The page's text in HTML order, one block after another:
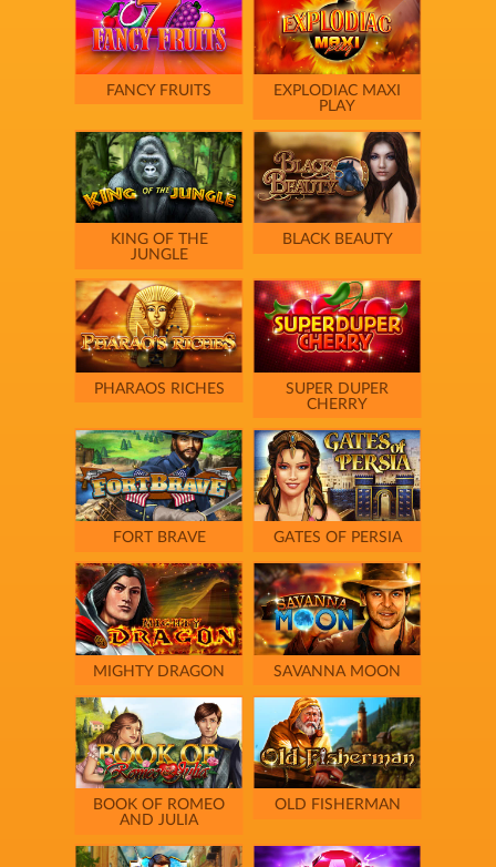
FANCY FRUITS
EXPLODIAC MAXI
PLAY
KING OF THE
JUNGLE
BLACK BEAUTY
PHARAOS RICHES
SUPER DUPER
CHERRY
FORT BRAVE GATES OF PERSIA
MIGHTY DRAGON SAVANNA MOON
BOOK OF ROMEO
AND JULIA
OLD FISHERMAN